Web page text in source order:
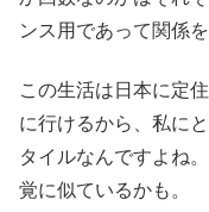
ンス用であって関係
この生活は日本に定
に行けるから、私に
タイルなんですよね
覚に似ているかも。